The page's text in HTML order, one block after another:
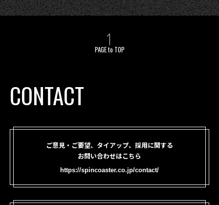
PAGE to TOP
CONTACT
ご意見・ご要望、タイアップ、採用に関する
お問い合わせはこちら
https://spincoaster.co.jp/contact/